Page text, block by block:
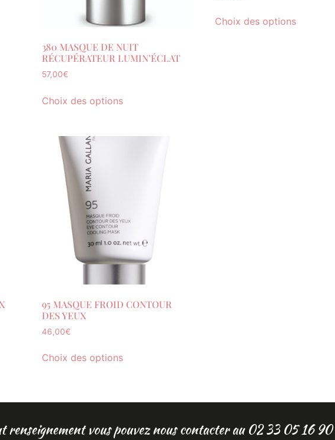
380 MASQUE DE NUIT
RÉCUPÉRATEUR LUMIN’ÉCLAT
57,00€
Choix des options
Choix des options
95 MASQUE FROID CONTOUR
DES YEUX
46,00€
Choix des options
renseignement vous pouvez nous contacter au 02 33 05 16 90